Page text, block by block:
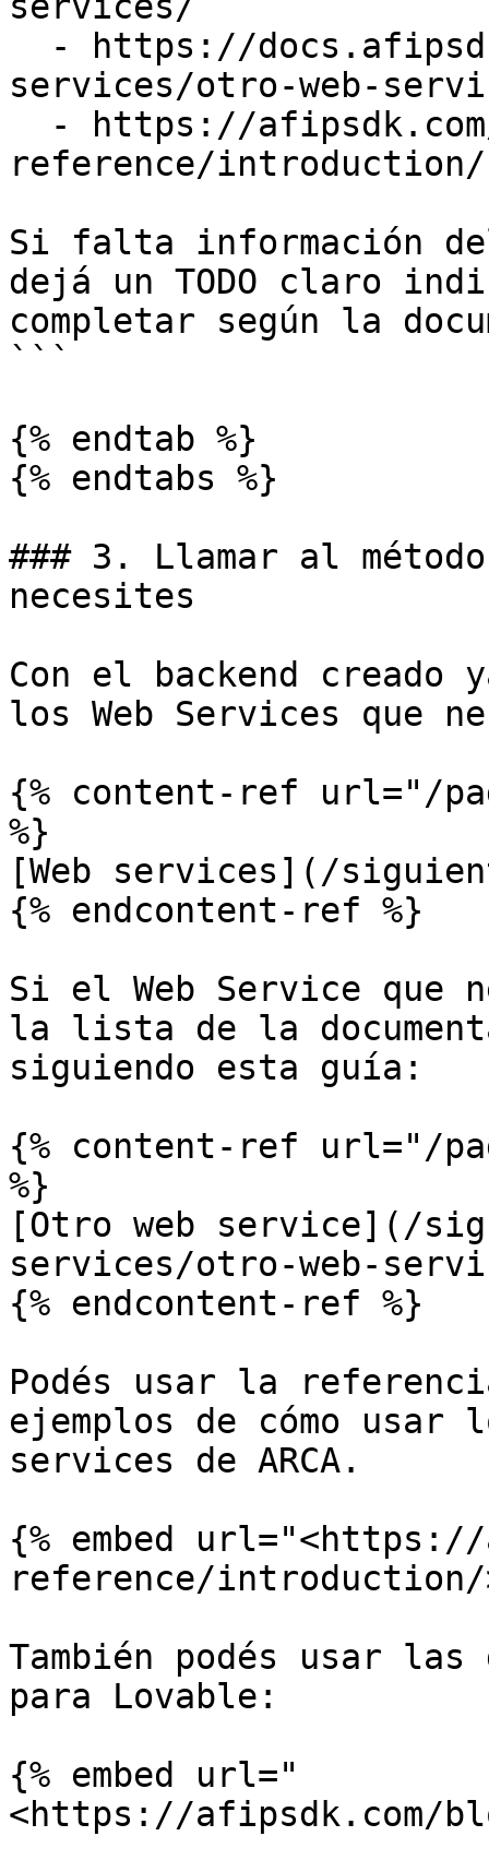
services/otro-web-
reference/introduction/
Si falta información
dejá un TODO claro
completar según la
```
{% endtab %}
{% endtabs %}
### 3. Llamar al
necesites
Con el backend creado
los Web Services que
{% content-ref url="/
%}
[Web services](/
{% endcontent-ref %}
Si el Web Service que
la lista de la
siguiendo esta guía:
{% content-ref url="/
%}
[Otro web service](/
services/otro-web-
{% endcontent-ref %}
Podés usar la
ejemplos de cómo usar
services de ARCA.
{% embed
reference/introduction/
También podés usar
para Lovable:
{% embed url="
<https://afipsdk.com/